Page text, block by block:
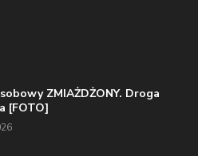
ZMIAŻDŻONY. Droga
[FOTO]